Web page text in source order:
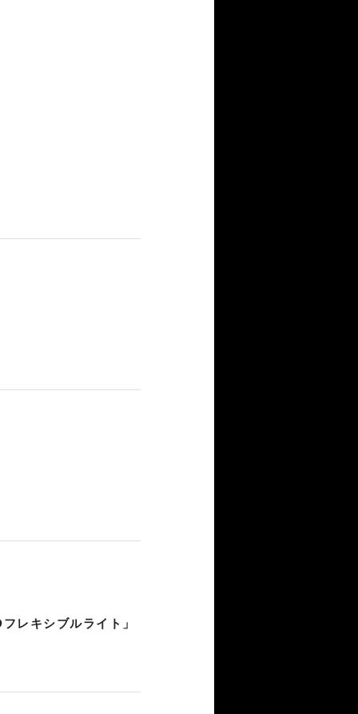
レキシブルライト」